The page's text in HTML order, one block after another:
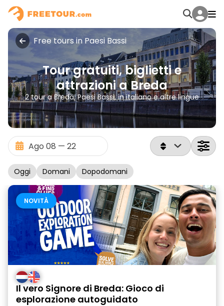
Free tours in Paesi Bassi
Tour gratuiti, biglietti e
attrazioni a Breda
2 tour a Breda, Paesi Bassi, in italiano e altre lingue
Oggi Domani Dopodomani
NOVITÀ
Il vero Signore di Breda: Gioco di
esplorazione autoguidato